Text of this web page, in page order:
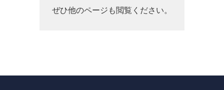
ぜひ他のページも閲覧ください。